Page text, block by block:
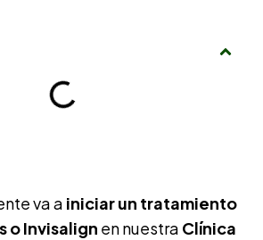
va a iniciar un tratamiento
o Invisalign en nuestra Clínica